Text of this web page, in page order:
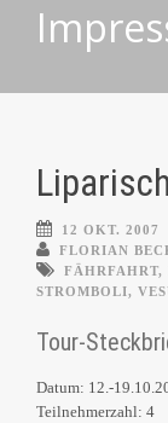
12 OKT. 2007
FLORIAN
FÄHRFAHRT,
STROMBOLI,
Tour-
Datum: 12.-
Teilnehmerzahl: 4